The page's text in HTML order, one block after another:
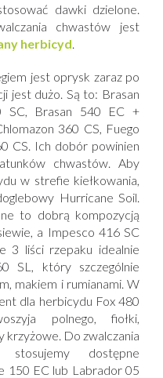
dawki dzielone.
chwastów jest
herbicyd.
jest oprysk zaraz po
jest dużo. Są to: Brasan
SC, Brasan 540 EC +
360 CS, Fuego
CS. Ich dobór powinien
chwastów. Aby
w strefie kiełkowania,
Hurricane Soil.
to dobrą kompozycją
a Impesco 416 SC
3 liści rzepaku idealnie
SL, który szczególnie
makiem i rumianami. W
dla herbicydu Fox 480
polnego, fiołki,
krzyżowe. Do zwalczania
stosujemy dostępne
150 EC lub Labrador 05